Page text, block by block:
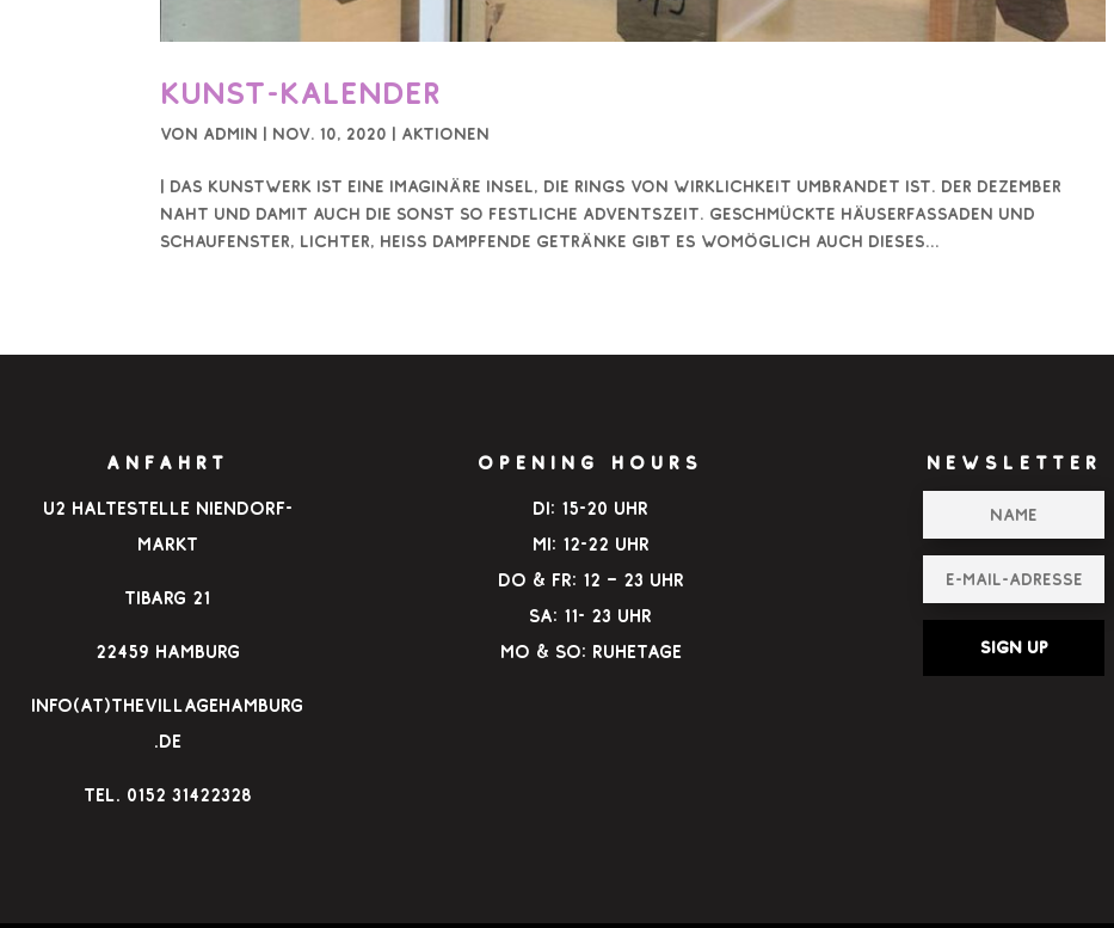
Kunst-Kalender
von Admin | Nov. 10, 2020 | Aktionen
| Das Kunstwerk ist eine imaginäre Insel, die rings von Wirklichkeit umbrandet ist. Der Dezember
naht und damit auch die sonst so festliche Adventszeit. Geschmückte Häuserfassaden und
Schaufenster, Lichter, heiss dampfende Getränke gibt es womöglich auch dieses...
ANFAHRT
u2 Haltestelle Niendorf-
Markt
Tibarg 21
22459 Hamburg
info(at)thevillagehamburg
.de
TEl. 0152 31422328
OPENING HOURS
Di: 15-20 Uhr
Mi: 12-22 Uhr
Do & Fr: 12 – 23 Uhr
Sa: 11- 23 Uhr
Mo & So: Ruhetage
NEWSLETTER
Sign up